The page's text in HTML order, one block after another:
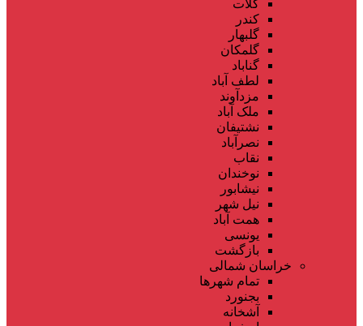
کلات
کندر
گلبهار
گلمکان
گناباد
لطف آباد
مزدآوند
ملک آباد
نشتیفان
نصرآباد
نقاب
نوخندان
نیشابور
نیل شهر
همت آباد
یونسی
بازگشت
خراسان شمالی
تمام شهر‌ها
بجنورد
آشخانه